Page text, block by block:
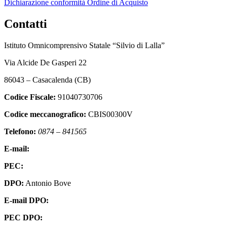
Dichiarazione conformità Ordine di Acquisto
Contatti
Istituto Omnicomprensivo Statale “Silvio di Lalla”
Via Alcide De Gasperi 22
86043 – Casacalenda (CB)
Codice Fiscale: 91040730706
Codice meccanografico: CBIS00300V
Telefono: 0874 – 841565
E-mail:
PEC:
DPO: Antonio Bove
E-mail DPO:
PEC DPO: